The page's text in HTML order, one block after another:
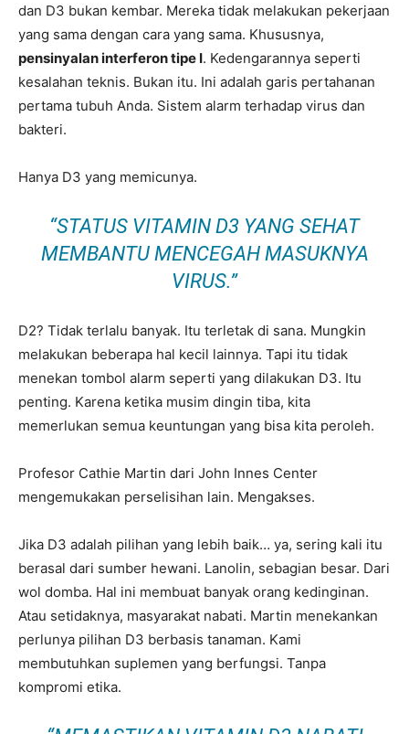
dan D3 bukan kembar. Mereka tidak melakukan pekerjaan
yang sama dengan cara yang sama. Khususnya,
pensinyalan interferon tipe I. Kedengarannya seperti
kesalahan teknis. Bukan itu. Ini adalah garis pertahanan
pertama tubuh Anda. Sistem alarm terhadap virus dan
bakteri.
Hanya D3 yang memicunya.
“STATUS VITAMIN D3 YANG SEHAT
MEMBANTU MENCEGAH MASUKNYA
VIRUS.”
D2? Tidak terlalu banyak. Itu terletak di sana. Mungkin
melakukan beberapa hal kecil lainnya. Tapi itu tidak
menekan tombol alarm seperti yang dilakukan D3. Itu
penting. Karena ketika musim dingin tiba, kita
memerlukan semua keuntungan yang bisa kita peroleh.
Profesor Cathie Martin dari John Innes Center
mengemukakan perselisihan lain. Mengakses.
Jika D3 adalah pilihan yang lebih baik… ya, sering kali itu
berasal dari sumber hewani. Lanolin, sebagian besar. Dari
wol domba. Hal ini membuat banyak orang kedinginan.
Atau setidaknya, masyarakat nabati. Martin menekankan
perlunya pilihan D3 berbasis tanaman. Kami
membutuhkan suplemen yang berfungsi. Tanpa
kompromi etika.